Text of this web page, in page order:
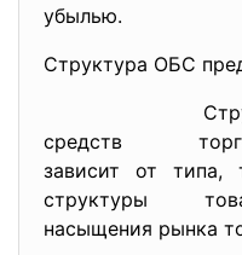
убылью.
Структура ОБС
средств
зависит от типа,
структуры
насыщения рынка